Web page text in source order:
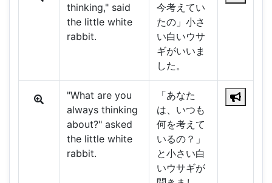
thinking," said
the little white
rabbit.
今考えてい
たの」小さ
い白いウサ
ギがいいま
した。
"What are you
always thinking
about?" asked
the little white
rabbit.
「あなた
は、いつも
何を考えて
いるの？」
と小さい白
いウサギが